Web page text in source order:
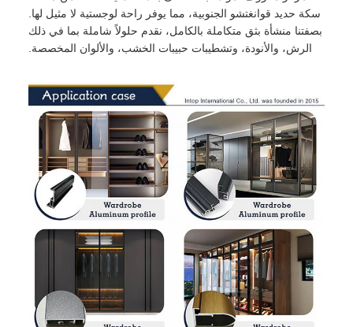
سكة حديد قوانغتشو الجنوبية، مما يوفر راحة لوجستية لا مثيل لها.
بصفتنا منشأة بثق متكاملة بالكامل، نقدم حلولاً شاملة بما في ذلك
الرش، والأنودة، وتشطيبات حبيبات الخشب، والألوان المخصصة.